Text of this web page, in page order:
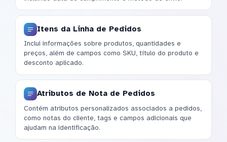
Itens da Linha de Pedidos
Inclui informações sobre produtos, quantidades e
preços, além de campos como SKU, título do produto e
desconto aplicado.
Atributos de Nota de Pedidos
Contém atributos personalizados associados a pedidos,
como notas do cliente, tags e campos adicionais que
ajudam na identificação.